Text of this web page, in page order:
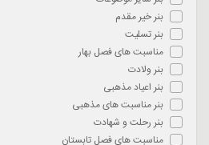
بنر خیر مقدم
بنر تسلیت
مناسبت های فصل بهار
بنر ولادت
بنر اعیاد مذهبی
بنر مناسبت های مذهبی
بنر رحلت و شهادت
مناسبت های فصل تابستان